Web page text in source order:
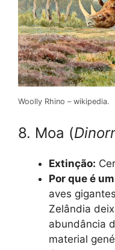
Woolly Rhino – wikipedia.
8. Moa (
Extinção:
Por que é
aves
Zelândia
abundância
material